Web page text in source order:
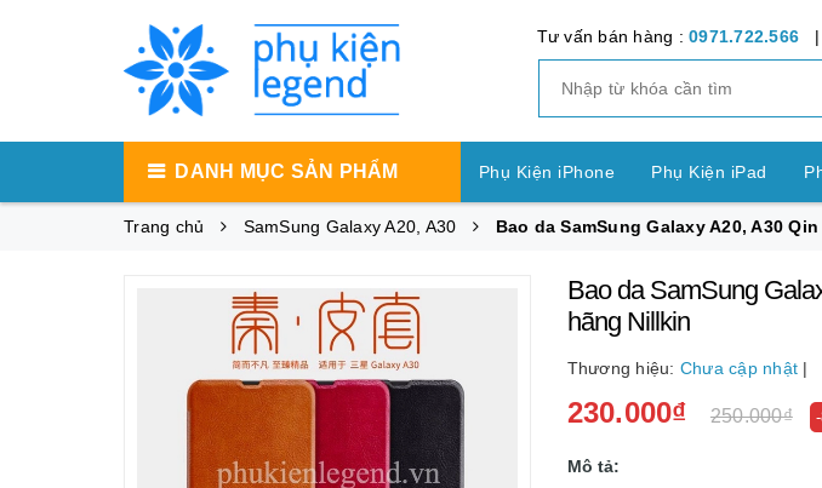
Tư vấn bán hàng : 0971.722.566 |
DANH MỤC SẢN PHẨM Phụ Kiện iPhone Phụ Kiện iPad
Phụ Kiện OPPO Phụ Kiện Vivo
Phụ Kiện LG Phụ Kiện Nokia Phụ
Phụ Kiện Apple Watch Phụ Kiện khác
Trang chủ SamSung Galaxy A20, A30 Bao da SamSung Galaxy A20, A30
Bao da SamSung
hãng Nillkin
Thương hiệu: Chưa cập nhật |
230.000₫ 250.000₫
Mô tả: